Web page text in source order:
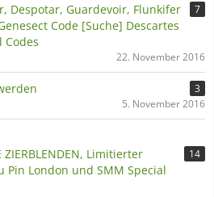
Despotar, Guardevoir, Flunkifer
Code [Suche] Descartes
Codes
7
22. November 2016
3
5. November 2016
ZIERBLENDEN, Limitierter
Pin London und SMM Special
14